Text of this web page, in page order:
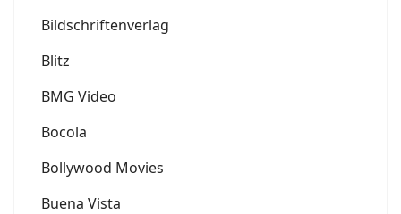
Bildschriftenverlag
Blitz
BMG Video
Bocola
Bollywood Movies
Buena Vista